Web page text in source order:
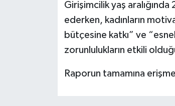
Girişimcilik yaş
ederken, kadınların
bütçesine katkı” ve
zorunlulukların etkili
Raporun tamamına